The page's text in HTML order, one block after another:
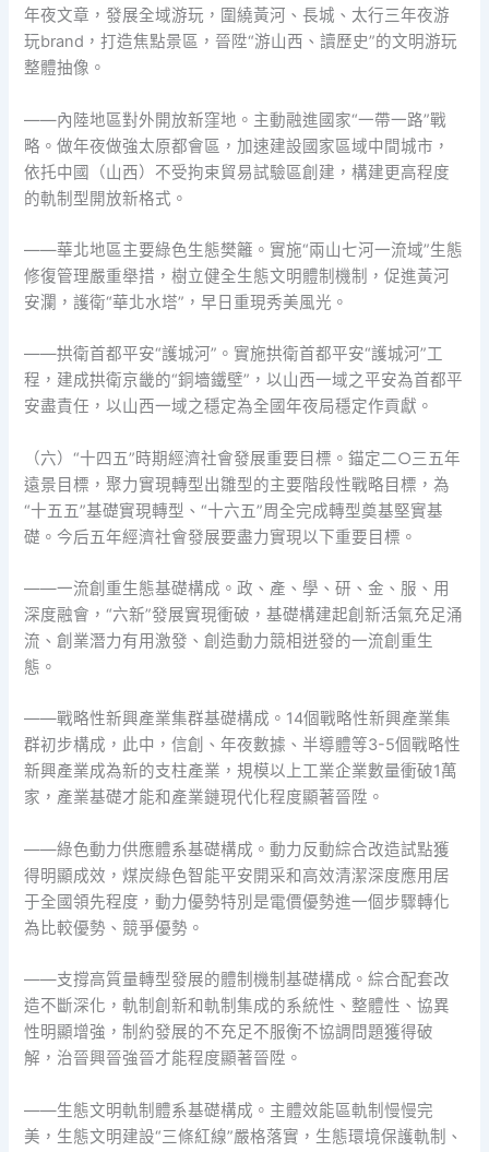
年夜文章，發展全域游玩，圍繞黃河、長城、太行三年夜游
玩brand，打造焦點景區，晉陞“游山西、讀歷史”的文明游玩
整體抽像。
——內陸地區對外開放新窪地。主動融進國家“一帶一路”戰
略。做年夜做強太原都會區，加速建設國家區域中間城市，
依托中國（山西）不受拘束貿易試驗區創建，構建更高程度
的軌制型開放新格式。
——華北地區主要綠色生態樊籬。實施“兩山七河一流域”生態
修復管理嚴重舉措，樹立健全生態文明體制機制，促進黃河
安瀾，護衛“華北水塔”，早日重現秀美風光。
——拱衛首都平安“護城河”。實施拱衛首都平安“護城河”工
程，建成拱衛京畿的“銅墻鐵壁”，以山西一域之平安為首都平
安盡責任，以山西一域之穩定為全國年夜局穩定作貢獻。
（六）“十四五”時期經濟社會發展重要目標。錨定二○三五年
遠景目標，聚力實現轉型出雛型的主要階段性戰略目標，為
“十五五”基礎實現轉型、“十六五”周全完成轉型奠基堅實基
礎。今后五年經濟社會發展要盡力實現以下重要目標。
——一流創重生態基礎構成。政、產、學、研、金、服、用
深度融會，“六新”發展實現衝破，基礎構建起創新活氣充足涌
流、創業潛力有用激發、創造動力競相迸發的一流創重生
態。
——戰略性新興產業集群基礎構成。14個戰略性新興產業集
群初步構成，此中，信創、年夜數據、半導體等3-5個戰略性
新興產業成為新的支柱產業，規模以上工業企業數量衝破1萬
家，產業基礎才能和產業鏈現代化程度顯著晉陞。
——綠色動力供應體系基礎構成。動力反動綜合改造試點獲
得明顯成效，煤炭綠色智能平安開采和高效清潔深度應用居
于全國領先程度，動力優勢特別是電價優勢進一個步驟轉化
為比較優勢、競爭優勢。
——支撐高質量轉型發展的體制機制基礎構成。綜合配套改
造不斷深化，軌制創新和軌制集成的系統性、整體性、協異
性明顯增強，制約發展的不充足不服衡不協調問題獲得破
解，治晉興晉強晉才能程度顯著晉陞。
——生態文明軌制體系基礎構成。主體效能區軌制慢慢完
美，生態文明建設“三條紅線”嚴格落實，生態環境保護軌制、